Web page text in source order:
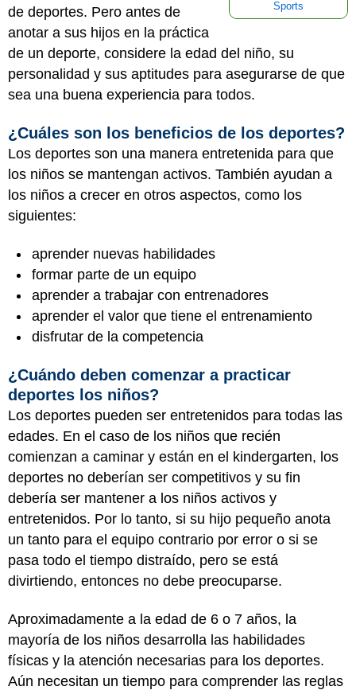
Sports
de deportes. Pero antes de
anotar a sus hijos en la práctica
de un deporte, considere la edad del niño, su
personalidad y sus aptitudes para asegurarse de que
sea una buena experiencia para todos.
¿Cuáles son los beneficios de los deportes?
Los deportes son una manera entretenida para que
los niños se mantengan activos. También ayudan a
los niños a crecer en otros aspectos, como los
siguientes:
aprender nuevas habilidades
formar parte de un equipo
aprender a trabajar con entrenadores
aprender el valor que tiene el entrenamiento
disfrutar de la competencia
¿Cuándo deben comenzar a practicar
deportes los niños?
Los deportes pueden ser entretenidos para todas las
edades. En el caso de los niños que recién
comienzan a caminar y están en el kindergarten, los
deportes no deberían ser competitivos y su fin
debería ser mantener a los niños activos y
entretenidos. Por lo tanto, si su hijo pequeño anota
un tanto para el equipo contrario por error o si se
pasa todo el tiempo distraído, pero se está
divirtiendo, entonces no debe preocuparse.
Aproximadamente a la edad de 6 o 7 años, la
mayoría de los niños desarrolla las habilidades
físicas y la atención necesarias para los deportes.
Aún necesitan un tiempo para comprender las reglas